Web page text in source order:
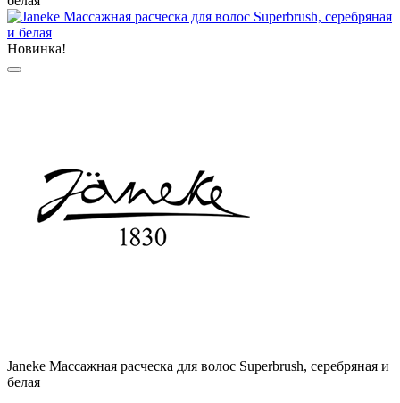
Новинка!
Janeke Массажная расческа для волос Superbrush, серебряная и
белая